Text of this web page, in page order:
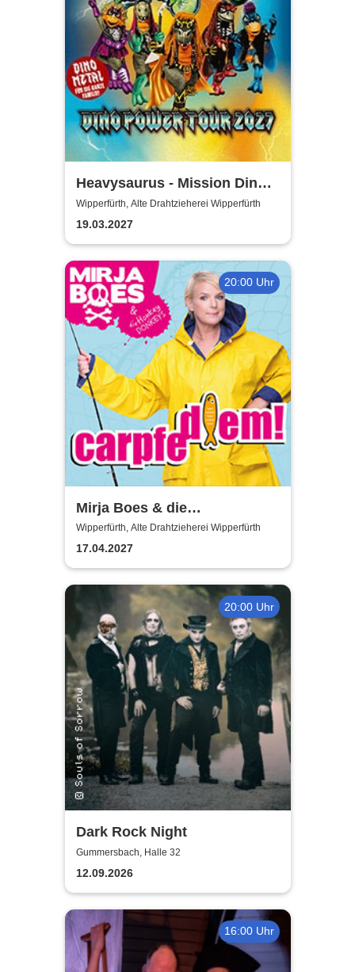
Heavysaurus - Mission Dino
Power Tour 2027
Wipperfürth, Alte Drahtzieherei Wipperfürth
19.03.2027
20:00 Uhr
Mirja Boes & die
HonkeyDonkeys - carpfe
diem!
Wipperfürth, Alte Drahtzieherei Wipperfürth
17.04.2027
20:00 Uhr
Dark Rock Night
Gummersbach, Halle 32
12.09.2026
16:00 Uhr